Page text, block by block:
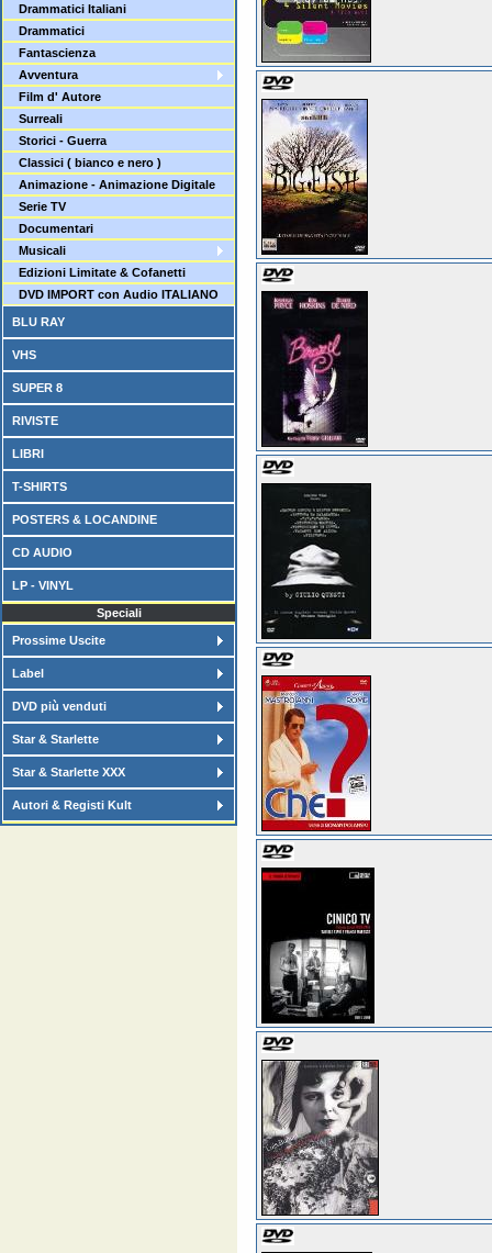
Drammatici Italiani
Drammatici
Fantascienza
Avventura
Film d' Autore
Surreali
Storici - Guerra
Classici ( bianco e nero )
Animazione - Animazione Digitale
Serie TV
Documentari
Musicali
Edizioni Limitate & Cofanetti
DVD IMPORT con Audio ITALIANO
BLU RAY
VHS
SUPER 8
RIVISTE
LIBRI
T-SHIRTS
POSTERS & LOCANDINE
CD AUDIO
LP - VINYL
Speciali
Prossime Uscite
Label
DVD più venduti
Star & Starlette
Star & Starlette XXX
Autori & Registi Kult